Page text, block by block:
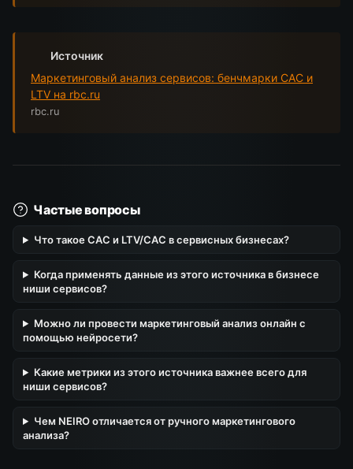
Источник
Маркетинговый анализ сервисов: бенчмарки CAC и
LTV на rbc.ru
rbc.ru
Частые вопросы
Что такое CAC и LTV/CAC в сервисных бизнесах?
Когда применять данные из этого источника в бизнесе
ниши сервисов?
Можно ли провести маркетинговый анализ онлайн с
помощью нейросети?
Какие метрики из этого источника важнее всего для
ниши сервисов?
Чем NEIRO отличается от ручного маркетингового
анализа?